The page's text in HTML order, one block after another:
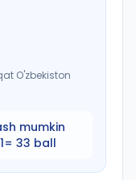
O'zbekiston
mumkin
33 ball